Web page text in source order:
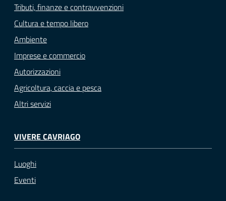
Tributi, finanze e contravvenzioni
Cultura e tempo libero
Ambiente
Imprese e commercio
Autorizzazioni
Agricoltura, caccia e pesca
Altri servizi
VIVERE CAVRIAGO
Luoghi
Eventi